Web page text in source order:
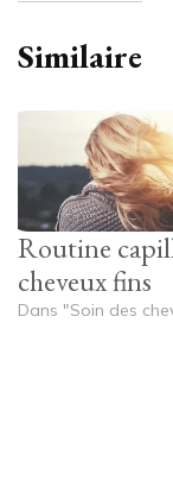
Similaire
Routine
cheveux fins
Dans "Soin des